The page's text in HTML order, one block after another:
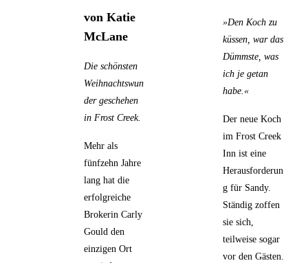
von Katie
McLane
Die schönsten
Weihnachtswun
der geschehen
in Frost Creek.
Mehr als
fünfzehn Jahre
lang hat die
erfolgreiche
Brokerin Carly
Gould den
einzigen Ort
»Den Koch zu
küssen, war das
Dümmste, was
ich je getan
habe.«
Der neue Koch
im Frost Creek
Inn ist eine
Herausforderun
g für Sandy.
Ständig zoffen
sie sich,
teilweise sogar
vor den Gästen.